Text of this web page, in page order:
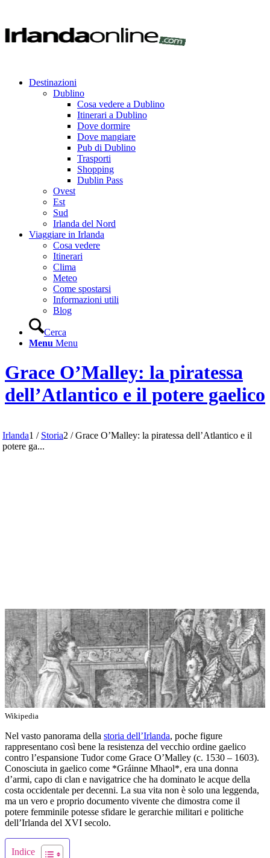
Destinazioni
Dublino
Cosa vedere a Dublino
Itinerari a Dublino
Dove dormire
Dove mangiare
Pub di Dublino
Trasporti
Shopping
Dublin Pass
Ovest
Est
Sud
Irlanda del Nord
Viaggiare in Irlanda
Cosa vedere
Itinerari
Clima
Meteo
Come spostarsi
Informazioni utili
Blog
Cerca
Menu Menu
Grace O’Malley: la piratessa
dell’Atlantico e il potere gaelico
Irlanda1 / Storia2 / Grace O’Malley: la piratessa dell’Atlantico e il
potere ga...
Wikipedia
Nel vasto panorama della storia dell’Irlanda, poche figure
rappresentano così bene la resistenza del vecchio ordine gaelico
contro l’espansione Tudor come Grace O’Malley (c. 1530 – 1603).
Conosciuta in gaelico come *Gráinne Mhaol*, era una donna
d’armi, capo di clan e navigatrice che ha dominato le acque della
costa occidentale per decenni. La sua vita non è solo una leggenda,
ma un vero e proprio documento vivente che dimostra come il
potere femminile potesse sfidare le gerarchie militari e politiche
dell’Irlanda del XVI secolo.
Indice